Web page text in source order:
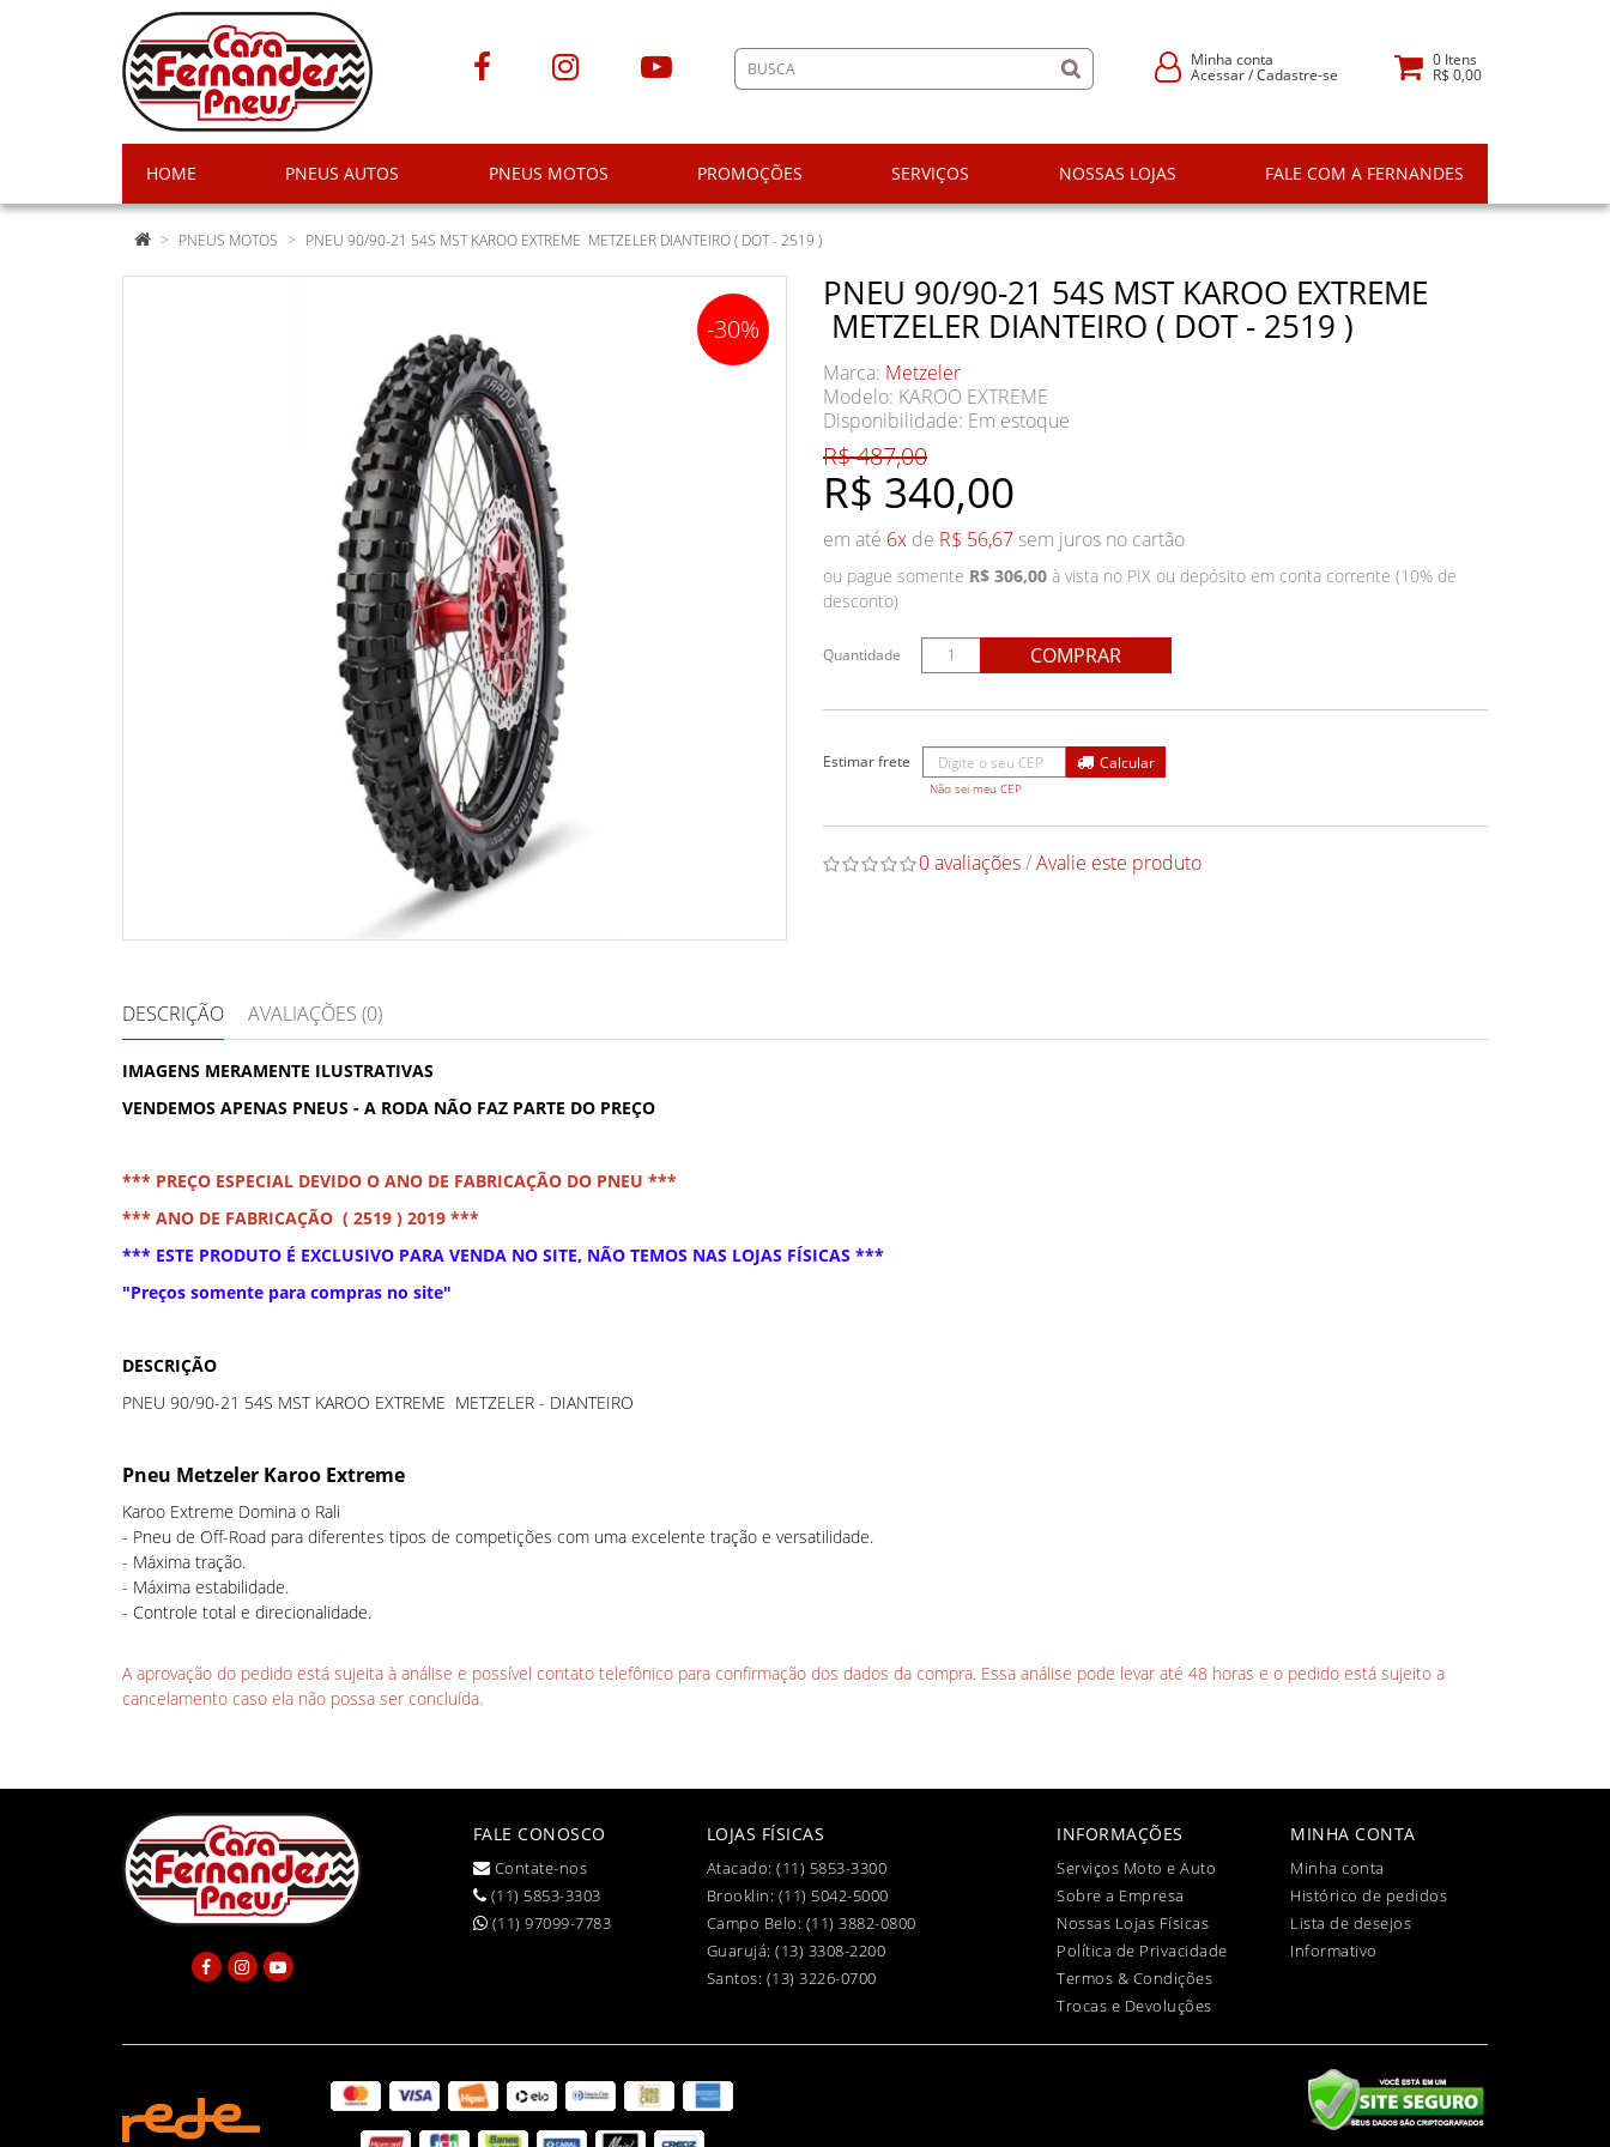
Minha conta
Acessar/Cadastre-se
0Itens
R$ 0,00
HOME PNEUS AUTOS PNEUS MOTOS PROMOÇÕES SERVIÇOS NOSSAS LOJAS FALE COM A FERNANDES
PNEUS MOTOS PNEU 90/90-21 54S MST KAROO EXTREME METZELER DIANTEIRO ( DOT - 2519 )
-30%
PNEU 90/90-21 54S MST KAROO EXTREME
METZELER DIANTEIRO ( DOT - 2519 )
Marca: Metzeler
Modelo: KAROO EXTREME
Disponibilidade: Em estoque
R$ 340,00
R$ 487,00
em até 6x de R$ 56,67 sem juros no cartão
ou pague somente R$ 306,00 à vista no PIX ou depósito em conta corrente (10% de
desconto)
Quantidade COMPRAR
Não sei meu CEP
0 avaliações/Avalie este produto
DESCRIÇÃO AVALIAÇÕES (0)
IMAGENS MERAMENTE ILUSTRATIVAS
VENDEMOS APENAS PNEUS - A RODA NÃO FAZ PARTE DO PREÇO
*** PREÇO ESPECIAL DEVIDO O ANO DE FABRICAÇÃO DO PNEU ***
*** ANO DE FABRICAÇÃO ( 2519 ) 2019 ***
*** ESTE PRODUTO É EXCLUSIVO PARA VENDA NO SITE, NÃO TEMOS NAS LOJAS FÍSICAS ***
"Preços somente para compras no site"
DESCRIÇÃO
PNEU 90/90-21 54S MST KAROO EXTREME METZELER - DIANTEIRO
Pneu Metzeler Karoo Extreme
Karoo Extreme Domina o Rali
- Pneu de Off-Road para diferentes tipos de competições com uma excelente tração e versatilidade.
- Máxima tração.
- Máxima estabilidade.
- Controle total e direcionalidade.
A aprovação do pedido está sujeita à análise e possível contato telefônico para confirmação dos dados da compra. Essa análise pode levar até 48 horas e o pedido está sujeito a
cancelamento caso ela não possa ser concluída.
FALE CONOSCO
Contate-nos
(11) 5853-3303
(11) 97099-7783
LOJAS FÍSICAS
Atacado: (11) 5853-3300
Brooklin: (11) 5042-5000
Campo Belo: (11) 3882-0800
Guarujá: (13) 3308-2200
Santos: (13) 3226-0700
INFORMAÇÕES
Serviços Moto e Auto
Sobre a Empresa
Nossas Lojas Físicas
Política de Privacidade
Termos & Condições
Trocas e Devoluções
MINHA CONTA
Minha conta
Histórico de pedidos
Lista de desejos
Informativo